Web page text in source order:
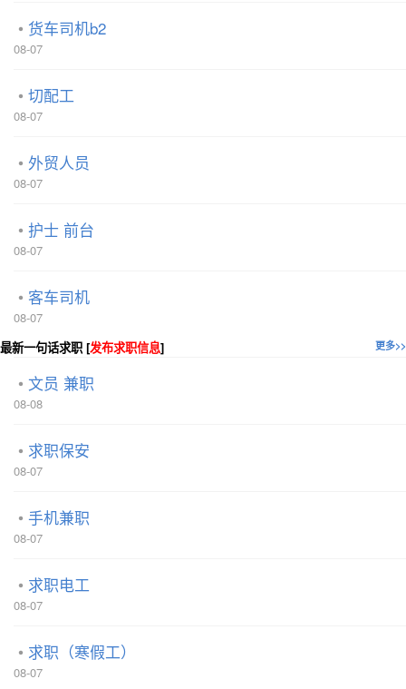
货车司机b2
08-07
切配工
08-07
外贸人员
08-07
护士 前台
08-07
客车司机
08-07
更多>>
最新一句话求职 [发布求职信息]
文员 兼职
08-08
求职保安
08-07
手机兼职
08-07
求职电工
08-07
求职（寒假工）
08-07